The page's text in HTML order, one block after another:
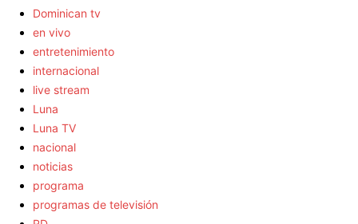
Dominican tv
en vivo
entretenimiento
internacional
live stream
Luna
Luna TV
nacional
noticias
programa
programas de televisión